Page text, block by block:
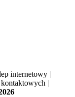
internetowy |
|